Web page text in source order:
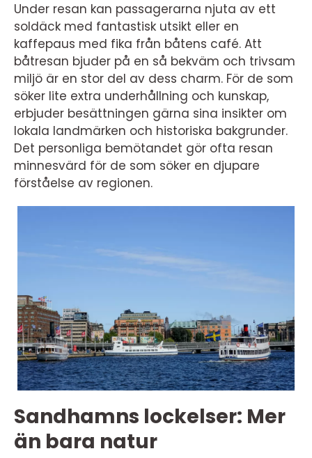
Under resan kan passagerarna njuta av ett
soldäck med fantastisk utsikt eller en
kaffepaus med fika från båtens café. Att
båtresan bjuder på en så bekväm och trivsam
miljö är en stor del av dess charm. För de som
söker lite extra underhållning och kunskap,
erbjuder besättningen gärna sina insikter om
lokala landmärken och historiska bakgrunder.
Det personliga bemötandet gör ofta resan
minnesvärd för de som söker en djupare
förståelse av regionen.
Sandhamns lockelser: Mer
än bara natur